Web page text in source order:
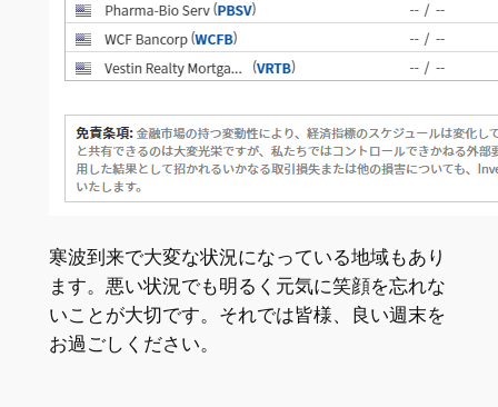
寒波到来で大変な状況になっている地域もあり
ます。悪い状況でも明るく元気に笑顔を忘れな
いことが大切です。それでは皆様、良い週末を
お過ごしください。